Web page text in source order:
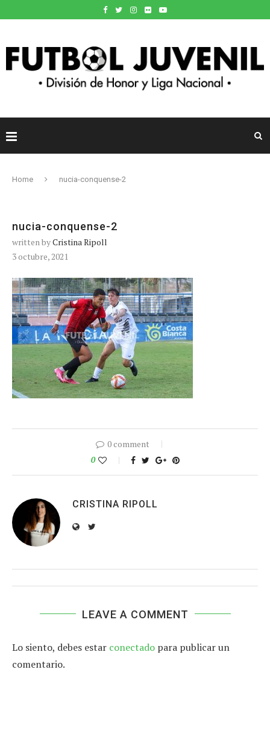
Home nucia-conquense-2
nucia-conquense-2
written byCristina Ripoll
3 octubre, 2021
0 comment
0
CRISTINA RIPOLL
LEAVE A COMMENT
Lo siento, debes estar conectado para publicar un
comentario.